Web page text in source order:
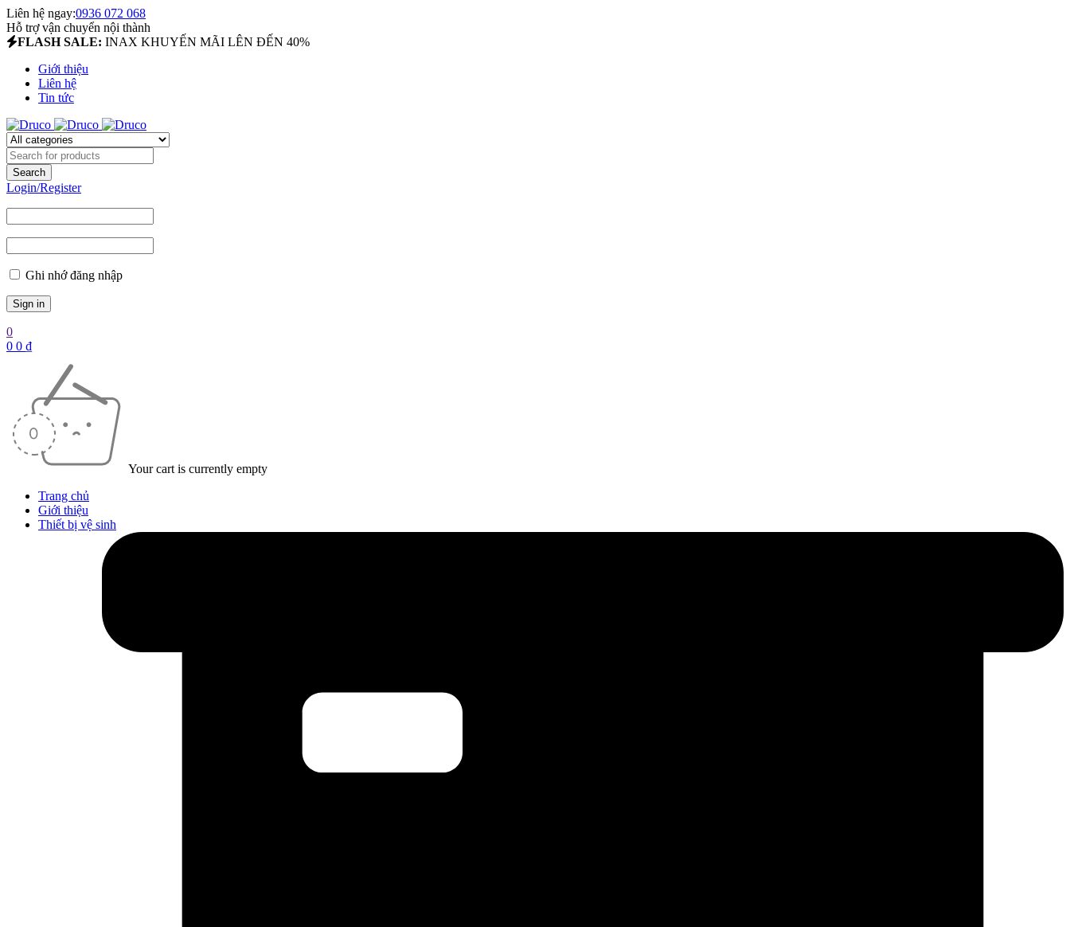
Liên hệ ngay:0936 072 068
Hỗ trợ vận chuyển nội thành
FLASH SALE: INAX KHUYẾN MÃI LÊN ĐẾN 40%
Giới thiệu
Liên hệ
Tin tức
Login/Register
Ghi nhớ đăng nhập
0
0 0 ₫
Your cart is currently empty
Trang chủ
Giới thiệu
Thiết bị vệ sinh